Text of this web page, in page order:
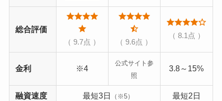
総合評価
（ 9.7点 ） （ 9.6点 ）
（ 8.1点 ）
金利 ※4
公式サイト参
照
3.8～15%
融資速度 最短3日 （※5） 最短2日